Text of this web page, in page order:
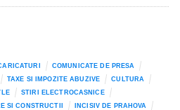
COMUNICATE DE PRESA
TAXE SI IMPOZITE ABUZIVE
CULTURA
STIRI ELECTROCASNICE
SI CONSTRUCTII
INCISIV DE PRAHOVA